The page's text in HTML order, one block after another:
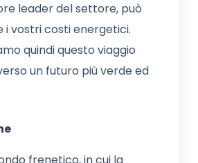
leader del settore, può
i vostri costi energetici.
quindi questo viaggio
un futuro più verde ed
frenetico, in cui la